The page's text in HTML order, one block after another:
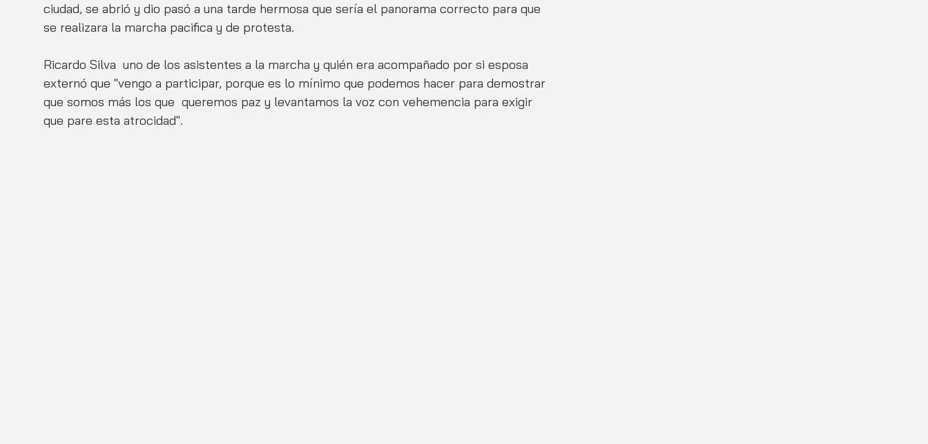
ciudad, se abrió y dio pasó a una tarde hermosa que sería el panorama correcto para que
se realizara la marcha pacifica y de protesta.
Ricardo Silva  uno de los asistentes a la marcha y quién era acompañado por si esposa
externó que "vengo a participar, porque es lo mínimo que podemos hacer para demostrar
que somos más los que  queremos paz y levantamos la voz con vehemencia para exigir
que pare esta atrocidad".